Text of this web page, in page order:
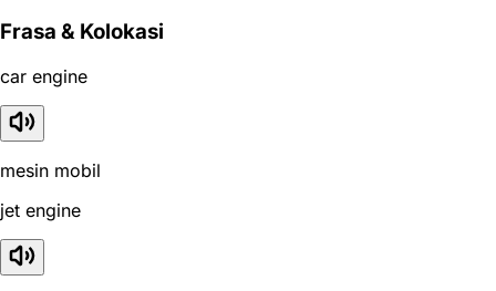
Frasa & Kolokasi
car engine
mesin mobil
jet engine